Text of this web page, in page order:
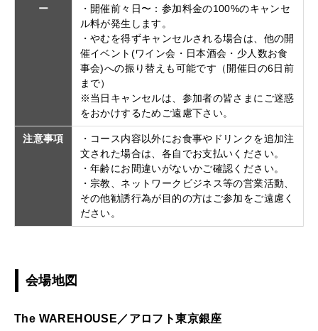
ー
・開催前々日〜：参加料金の100%のキャンセ
ル料が発生します。
・やむを得ずキャンセルされる場合は、他の開
催イベント(ワイン会・日本酒会・少人数お食
事会)への振り替えも可能です（開催日の6日前
まで）
※当日キャンセルは、参加者の皆さまにご迷惑
をおかけするためご遠慮下さい。
注意事項
・コース内容以外にお食事やドリンクを追加注
文された場合は、各自でお支払いください。
・年齢にお間違いがないかご確認ください。
・宗教、ネットワークビジネス等の営業活動、
その他勧誘行為が目的の方はご参加をご遠慮く
ださい。
会場地図
The WAREHOUSE／アロフト東京銀座